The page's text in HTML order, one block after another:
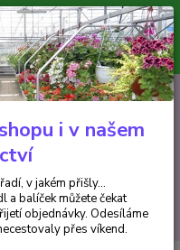
z e-shopu je 300 Kč.
a balíček můžete čekat
objednávky. Objednávky
přišly...
Hledat
0ks
za0 Kč
i v našem
v jakém přišly...
a balíček můžete čekat
objednávky. Odesíláme
přes víkend.